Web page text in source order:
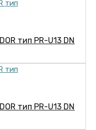
тип PR-U13 DN
тип PR-U13 DN